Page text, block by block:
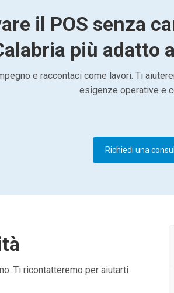
il POS senza
più adatto
e raccontaci come lavori. Ti
esigenze operative e
Richiedi una
Ti ricontatteremo per aiutarti